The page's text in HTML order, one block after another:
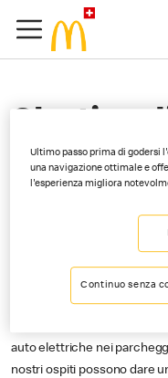
viene
ristoranti
idroelettriche, il che ci ha
nostre emissioni di CO2. In
auto elettriche nei
nostri ospiti possono dare
Ultimo passo prima di godersi
una navigazione ottimale e
l'esperienza migliora
Continuo senza